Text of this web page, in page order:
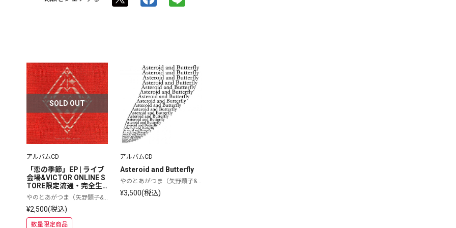
SOLD OUT
アルバムCD
「恋の季節」EP | ライブ
会場&VICTOR ONLINE S
TORE限定流通・完全生
産限定盤 | CD
やのとあがつま（矢野顕子&
上妻宏光）
¥2,500(税込)
数量限定商品
アルバムCD
Asteroid and Butterfly
やのとあがつま（矢野顕子&
上妻宏光）
¥3,500(税込)